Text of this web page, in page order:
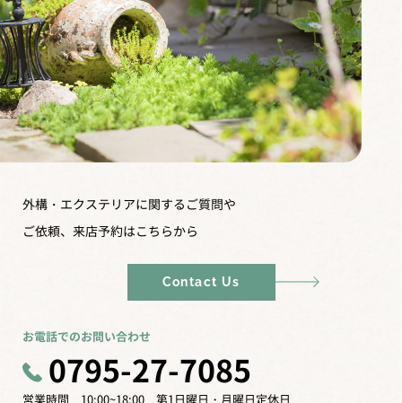
外構・エクステリアに関するご質問や
ご依頼、来店予約はこちらから
Contact Us
お電話でのお問い合わせ
0795-27-7085
営業時間 10:00~18:00 第1日曜日・月曜日定休日